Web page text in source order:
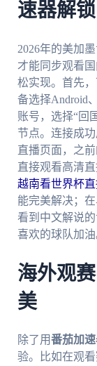
速器解
2026年的美加
才能同步观看
松实现。首先
备选择Android
账号，选择“回
节点。连接成
直播页面，之
直接观看高清
越南看世界杯
能完美解决；
看到中文解说
喜欢的球队加油
海外观
美
除了用番茄加
验。比如在观